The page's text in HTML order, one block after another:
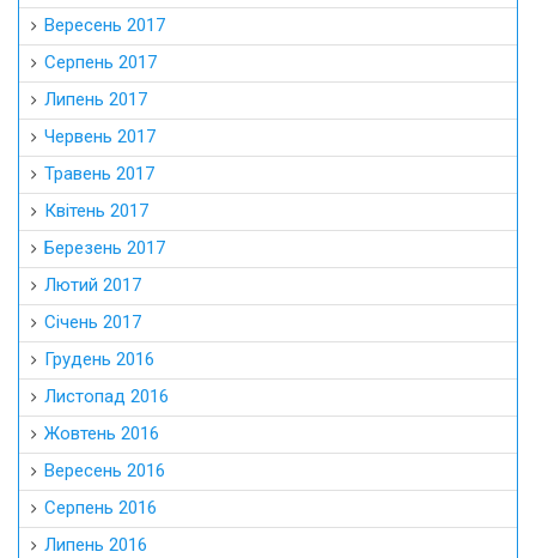
Вересень 2017
Серпень 2017
Липень 2017
Червень 2017
Травень 2017
Квітень 2017
Березень 2017
Лютий 2017
Січень 2017
Грудень 2016
Листопад 2016
Жовтень 2016
Вересень 2016
Серпень 2016
Липень 2016